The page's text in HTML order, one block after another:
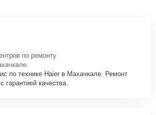
по ремонту
по технике Haier в Махачкале. Ремонт
качества.